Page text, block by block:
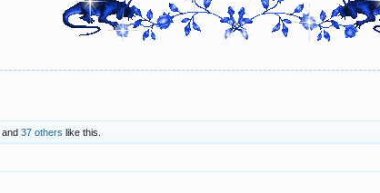
and 37 others like this.